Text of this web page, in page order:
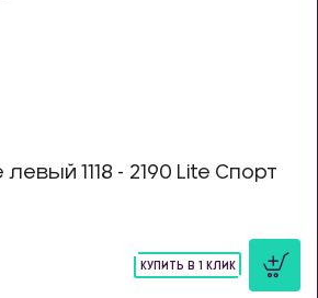
1118 - 2190 Lite Спорт
КУПИТЬ В 1 КЛИК